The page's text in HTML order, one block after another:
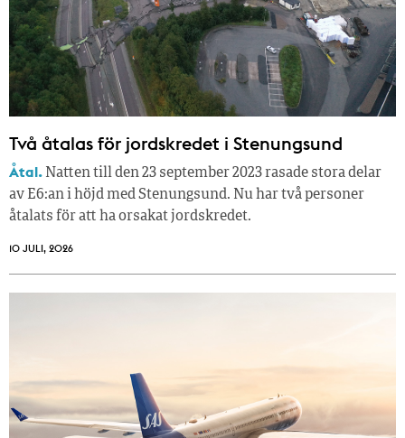
Två åtalas för jordskredet i Stenungsund
Åtal. Natten till den 23 september 2023 rasade stora delar
av E6:an i höjd med Stenungsund. Nu har två personer
åtalats för att ha orsakat jordskredet.
10 JULI, 2026